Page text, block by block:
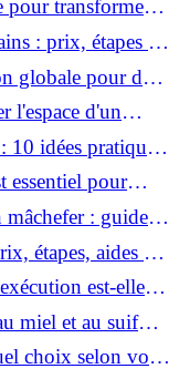
pour transformer
: prix, étapes et
globale pour des
l'espace d'un
10 idées pratiques
essentiel pour
mâchefer : guide
étapes, aides et
est-elle
? miel et au suif
choix selon votre